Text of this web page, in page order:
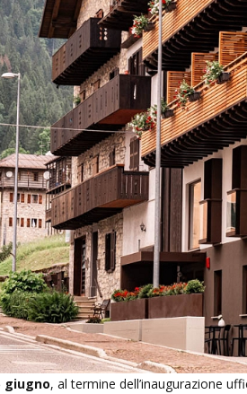
giugno, al termine dell’inaugurazione